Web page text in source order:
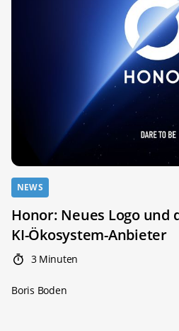
NEWS
Honor: Neues Logo und
KI-Ökosystem-Anbieter
3 Minuten
Boris Boden